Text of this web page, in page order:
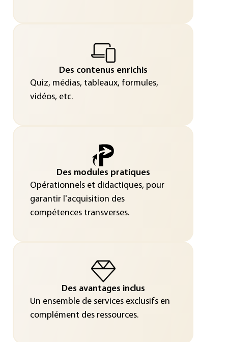
Des contenus enrichis
Quiz, médias, tableaux, formules,
vidéos, etc.
Des modules pratiques
Opérationnels et didactiques, pour
garantir l'acquisition des
compétences transverses.
Des avantages inclus
Un ensemble de services exclusifs en
complément des ressources.